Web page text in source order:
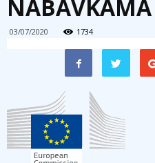
03/07/2020 1734